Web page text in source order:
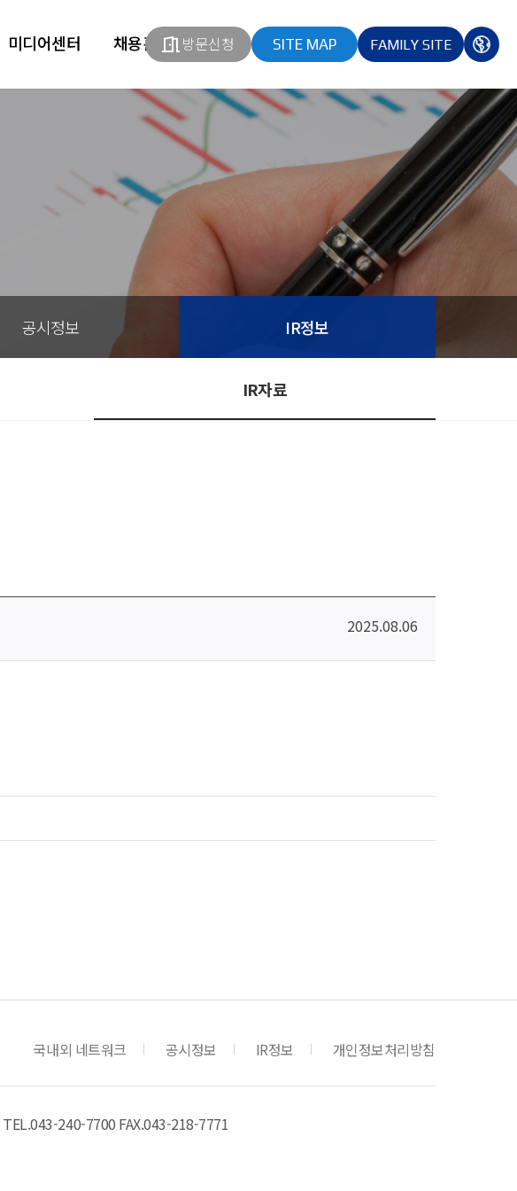
미디어센터 채용홈페이지방문신청 SITE MAP
열기 FAMILY SITE
열기
다국
공시정보 IR정보
IR자료
2025.08.06
국내외 네트워크 공시정보 IR정보 개인정보처리방침
TEL.043-240-7700 FAX.043-218-7771